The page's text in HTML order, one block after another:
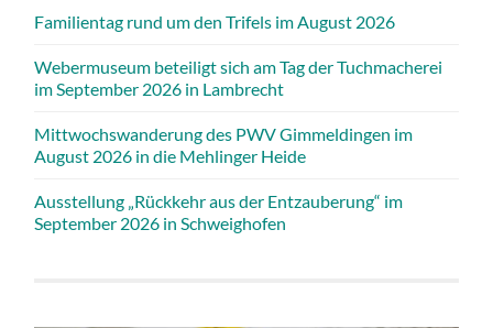
Familientag rund um den Trifels im August 2026
Webermuseum beteiligt sich am Tag der Tuchmacherei
im September 2026 in Lambrecht
Mittwochswanderung des PWV Gimmeldingen im
August 2026 in die Mehlinger Heide
Ausstellung „Rückkehr aus der Entzauberung“ im
September 2026 in Schweighofen